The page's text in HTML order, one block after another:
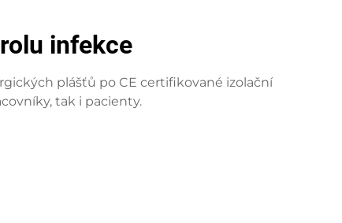
infekce
plášťů po CE certifikované izolační
tak i pacienty.